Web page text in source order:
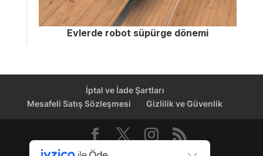
Evlerde robot süpürge dönemi
İptal ve İade Şartları
Mesafeli Satış Sözleşmesi
Gizlilik ve Güvenlik
Dağıtım Kanalı © 2026